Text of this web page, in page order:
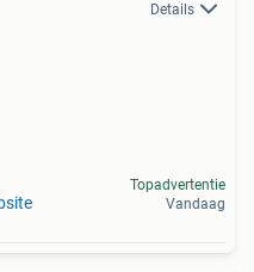
Details
Topadvertentie
Vandaag